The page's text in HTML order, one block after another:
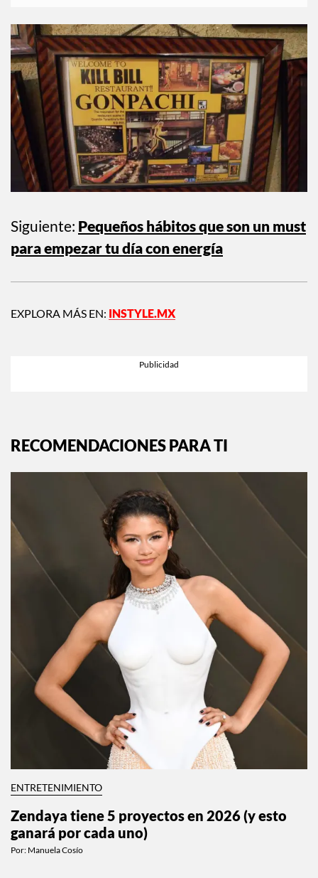
Siguiente:Pequeños hábitos que son un must
para empezar tu día con energía
RECOMENDACIONES PARA TI
ENTRETENIMIENTO